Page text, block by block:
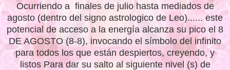
Ocurriendo a finales de julio hasta mediados de
agosto (dentro del signo astrologico de Leo)...... este
potencial de acceso a la energía alcanza su pico el 8
DE AGOSTO (8-8), invocando el símbolo del infinito
para todos los que están despiertos, creyendo, y
listos Para dar su salto al siguiente nivel (s) de